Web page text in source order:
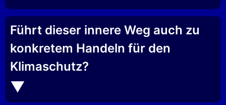
Führt dieser innere Weg auch zu
konkretem Handeln für den
Klimaschutz?